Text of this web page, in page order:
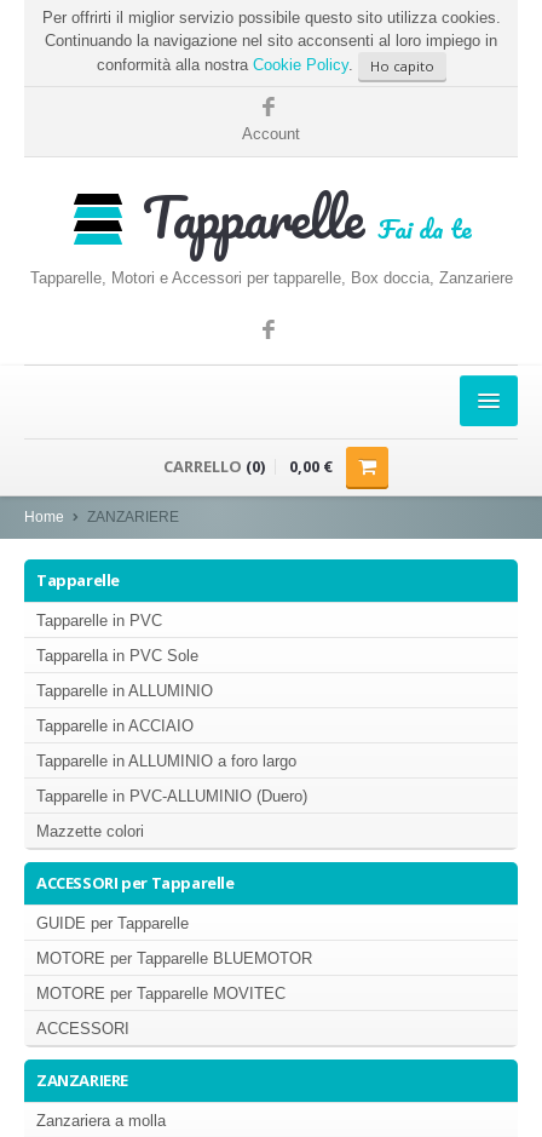
Per offrirti il miglior servizio possibile questo sito utilizza cookies.
Continuando la navigazione nel sito acconsenti al loro impiego in
conformità alla nostra Cookie Policy. Ho capito
Account
Tapparelle Fai da te
Tapparelle, Motori e Accessori per tapparelle, Box doccia, Zanzariere
PRENDERE LE MISURE
DIAMETRO DI ARROTOLAMENTO
TAPPARELLA IN PVC
TAPPARELLA IN ACCIAIO
TAPPARELLA IN PVC-ALLUMINIO (DUERO)
TIPI DI MANOVRA
COLORI TAPPARELLE
CARRELLO (0) 0,00 €
Home ZANZARIERE
Tapparelle
Tapparelle in PVC
Tapparella in PVC Sole
Tapparelle in ALLUMINIO
Tapparelle in ACCIAIO
Tapparelle in ALLUMINIO a foro largo
Tapparelle in PVC-ALLUMINIO (Duero)
Mazzette colori
ACCESSORI per Tapparelle
GUIDE per Tapparelle
MOTORE per Tapparelle BLUEMOTOR
MOTORE per Tapparelle MOVITEC
ACCESSORI
ZANZARIERE
Zanzariera a molla